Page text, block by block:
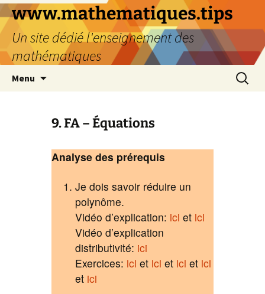
www.mathematiques.tips
Un site dédié l'enseignement des
mathématiques
Menu
9. FA – Équations
Analyse des prérequis
Je dois savoir réduire un
polynôme.
Vidéo d’explication: ici et ici
Vidéo d’explication
distributivité: ici
Exercices: ici et ici et ici et ici
et ici